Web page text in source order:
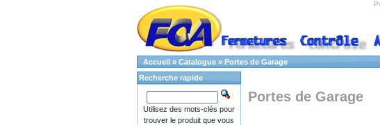
Accueil » Catalogue » Portes de Garage
Portes de Garage
Recherche rapide
Utilisez des mots-clés pour
trouver le produit que vous